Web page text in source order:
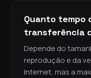
Quanto tempo
transferência
Depende do
reprodução e da
Internet, mas a